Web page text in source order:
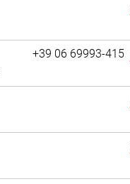
+39 06 69993-415